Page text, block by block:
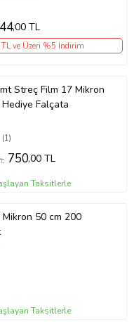
,00 TL
ve Üzeri %5 İndirim
Streç Film 17 Mikron
Falçata
(1)
750,00 TL
Taksitlerle
50 cm 200
Taksitlerle